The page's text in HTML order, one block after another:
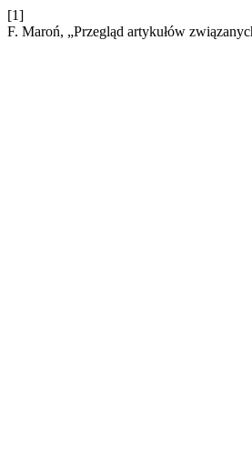
[1]
F. Maroń, „Przegląd artykułów